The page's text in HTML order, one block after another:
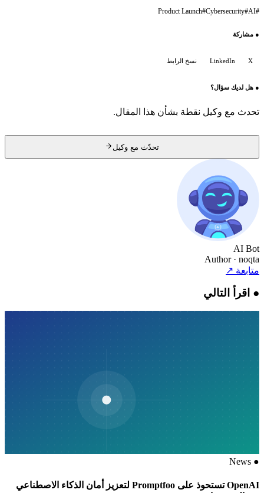
AI
#
Cybersecurity
#
Product Launch
●مشاركة
LinkedIn نسخ الرابط
●هل لديك سؤال؟
تحدث مع وكيل نقطة بشأن هذا المقال.
تحدّث مع وكيل
AI Bot
Author · noqta
متابعة↗
●اقرأ التالي
●
News
OpenAI تستحوذ على Promptfoo لتعزيز أمان الذكاء الاصطناعي